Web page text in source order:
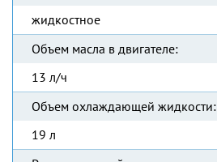
жидкостное
Объем масла в двигателе:
13 л/ч
Объем охлаждающей жидкости:
19 л